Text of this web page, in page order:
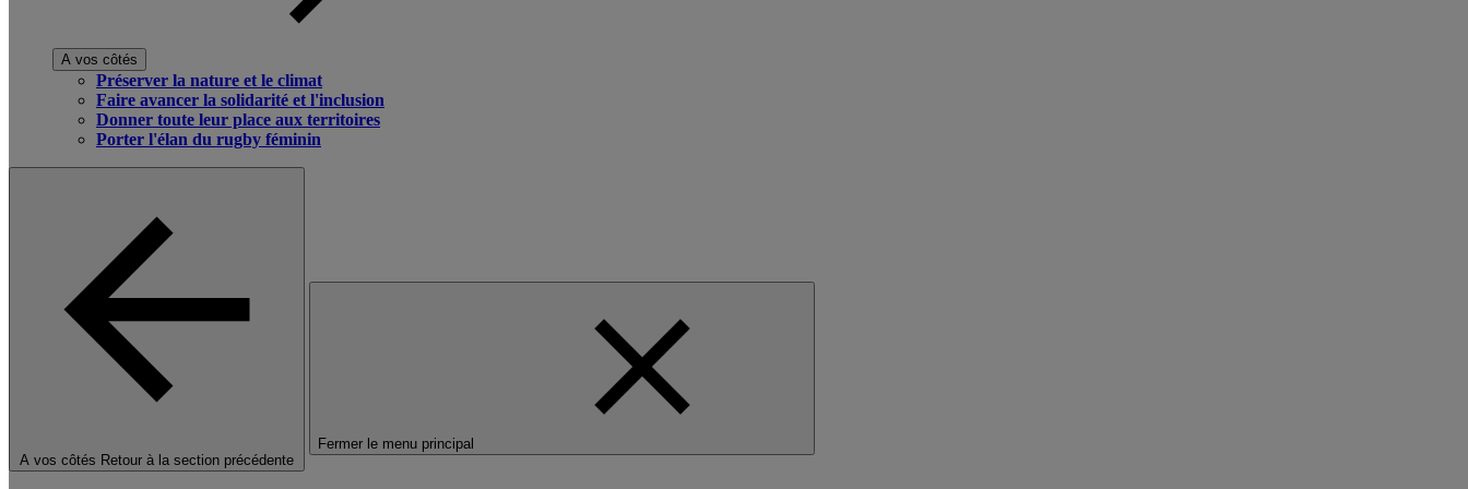
A vos côtés
Préserver la nature et le climat
Faire avancer la solidarité et l'inclusion
Donner toute leur place aux territoires
Porter l'élan du rugby féminin
A vos côtés Retour à la section précédente
Fermer le menu principal